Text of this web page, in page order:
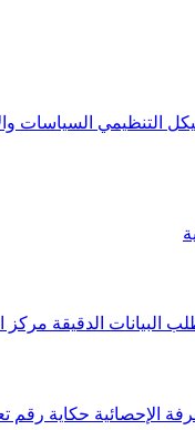
التنظيمي السياسات
البيانات الدقيقة مركز
الإحصائية حكاية رقم